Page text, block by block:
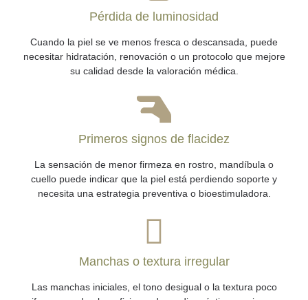
Pérdida de luminosidad
Cuando la piel se ve menos fresca o descansada, puede
necesitar hidratación, renovación o un protocolo que mejore
su calidad desde la valoración médica.
Primeros signos de flacidez
La sensación de menor firmeza en rostro, mandíbula o
cuello puede indicar que la piel está perdiendo soporte y
necesita una estrategia preventiva o bioestimuladora.
Manchas o textura irregular
Las manchas iniciales, el tono desigual o la textura poco